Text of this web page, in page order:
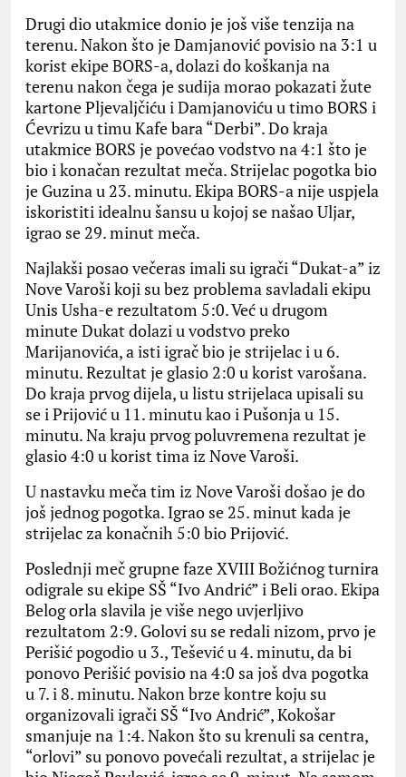
Drugi dio utakmice donio je još više tenzija na
terenu. Nakon što je Damjanović povisio na 3:1 u
korist ekipe BORS-a, dolazi do koškanja na
terenu nakon čega je sudija morao pokazati žute
kartone Pljevaljčiću i Damjanoviću u timo BORS i
Ćevrizu u timu Kafe bara “Derbi”. Do kraja
utakmice BORS je povećao vodstvo na 4:1 što je
bio i konačan rezultat meča. Strijelac pogotka bio
je Guzina u 23. minutu. Ekipa BORS-a nije uspjela
iskoristiti idealnu šansu u kojoj se našao Uljar,
igrao se 29. minut meča.
Najlakši posao večeras imali su igrači “Dukat-a” iz
Nove Varoši koji su bez problema savladali ekipu
Unis Usha-e rezultatom 5:0. Već u drugom
minute Dukat dolazi u vodstvo preko
Marijanovića, a isti igrač bio je strijelac i u 6.
minutu. Rezultat je glasio 2:0 u korist varošana.
Do kraja prvog dijela, u listu strijelaca upisali su
se i Prijović u 11. minutu kao i Pušonja u 15.
minutu. Na kraju prvog poluvremena rezultat je
glasio 4:0 u korist tima iz Nove Varoši.
U nastavku meča tim iz Nove Varoši došao je do
još jednog pogotka. Igrao se 25. minut kada je
strijelac za konačnih 5:0 bio Prijović.
Poslednji meč grupne faze XVIII Božićnog turnira
odigrale su ekipe SŠ “Ivo Andrić” i Beli orao. Ekipa
Belog orla slavila je više nego uvjerljivo
rezultatom 2:9. Golovi su se redali nizom, prvo je
Perišić pogodio u 3., Tešević u 4. minutu, da bi
ponovo Perišić povisio na 4:0 sa još dva pogotka
u 7. i 8. minutu. Nakon brze kontre koju su
organizovali igrači SŠ “Ivo Andrić”, Kokošar
smanjuje na 1:4. Nakon što su krenuli sa centra,
“orlovi” su ponovo povećali rezultat, a strijelac je